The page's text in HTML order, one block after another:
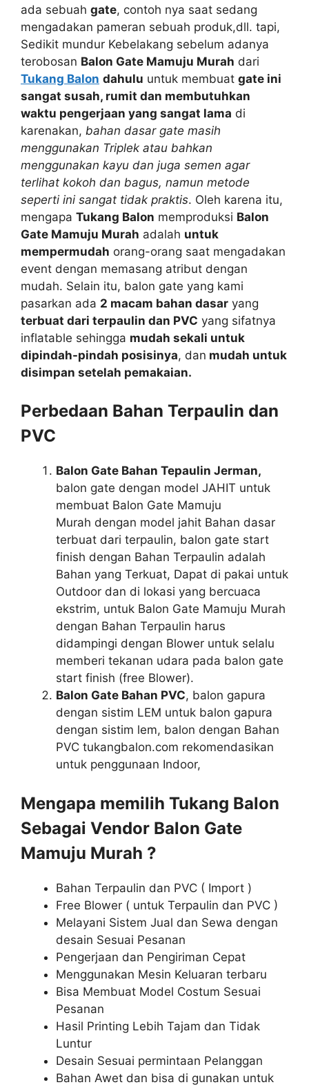
ada sebuah gate, contoh nya saat sedang
mengadakan pameran sebuah produk,dll. tapi,
Sedikit mundur Kebelakang sebelum adanya
terobosan Balon Gate Mamuju Murah dari
Tukang Balon dahulu untuk membuat gate ini
sangat susah, rumit dan membutuhkan
waktu pengerjaan yang sangat lama di
karenakan, bahan dasar gate masih
menggunakan Triplek atau bahkan
menggunakan kayu dan juga semen agar
terlihat kokoh dan bagus, namun metode
seperti ini sangat tidak praktis. Oleh karena itu,
mengapa Tukang Balon memproduksi Balon
Gate Mamuju Murah adalah untuk
mempermudah orang-orang saat mengadakan
event dengan memasang atribut dengan
mudah. Selain itu, balon gate yang kami
pasarkan ada 2 macam bahan dasar yang
terbuat dari terpaulin dan PVC yang sifatnya
inflatable sehingga mudah sekali untuk
dipindah-pindah posisinya, dan mudah untuk
disimpan setelah pemakaian.
Perbedaan Bahan Terpaulin dan
PVC
Balon Gate Bahan Tepaulin Jerman,
balon gate dengan model JAHIT untuk
membuat Balon Gate Mamuju
Murah dengan model jahit Bahan dasar
terbuat dari terpaulin, balon gate start
finish dengan Bahan Terpaulin adalah
Bahan yang Terkuat, Dapat di pakai untuk
Outdoor dan di lokasi yang bercuaca
ekstrim, untuk Balon Gate Mamuju Murah
dengan Bahan Terpaulin harus
didampingi dengan Blower untuk selalu
memberi tekanan udara pada balon gate
start finish (free Blower).
Balon Gate Bahan PVC, balon gapura
dengan sistim LEM untuk balon gapura
dengan sistim lem, balon dengan Bahan
PVC tukangbalon.com rekomendasikan
untuk penggunaan Indoor,
Mengapa memilih Tukang Balon
Sebagai Vendor Balon Gate
Mamuju Murah ?
Bahan Terpaulin dan PVC ( Import )
Free Blower ( untuk Terpaulin dan PVC )
Melayani Sistem Jual dan Sewa dengan
desain Sesuai Pesanan
Pengerjaan dan Pengiriman Cepat
Menggunakan Mesin Keluaran terbaru
Bisa Membuat Model Costum Sesuai
Pesanan
Hasil Printing Lebih Tajam dan Tidak
Luntur
Desain Sesuai permintaan Pelanggan
Bahan Awet dan bisa di gunakan untuk